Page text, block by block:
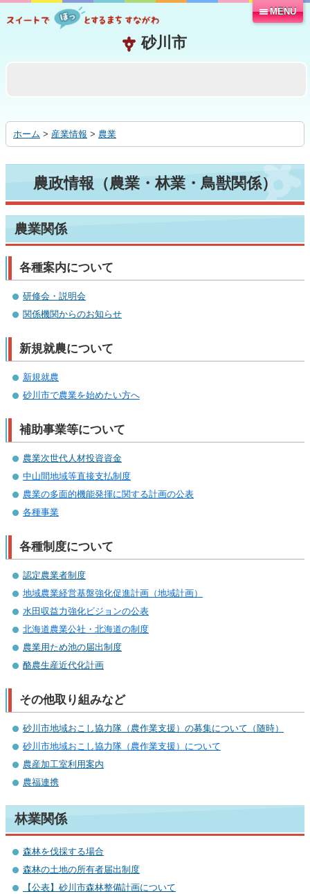
る
MENU
ホーム > 産業情報 > 農業
農政情報（農業・林業・鳥獣関係）
農業関係
各種案内について
研修会・説明会
関係機関からのお知らせ
新規就農について
新規就農
砂川市で農業を始めたい方へ
補助事業等について
農業次世代人材投資資金
中山間地域等直接支払制度
農業の多面的機能発揮に関する計画の公表
各種事業
各種制度について
認定農業者制度
地域農業経営基盤強化促進計画（地域計画）
水田収益力強化ビジョンの公表
北海道農業公社・北海道の制度
農業用ため池の届出制度
酪農生産近代化計画
その他取り組みなど
砂川市地域おこし協力隊（農作業支援）の募集について（随時）
砂川市地域­おこし協力­隊（農作業­支援）につ­いて
農産加工室利用案内
農福連携
林業関係
森林を伐採する場合
森林の土地の所有者届出制度
【公表】砂川市森林整備計画について